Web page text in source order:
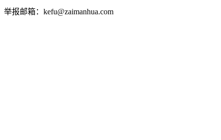
举报邮箱：kefu@zaimanhua.com